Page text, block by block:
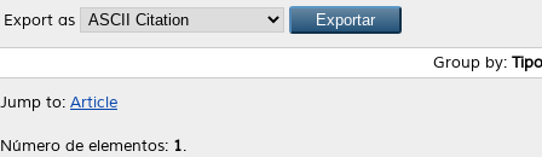
Export as
Group by:
Jump to: Article
Número de elementos: 1.